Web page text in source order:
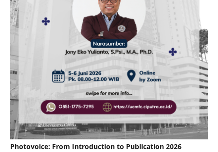
Photovoice: From Introduction to Publication 2026